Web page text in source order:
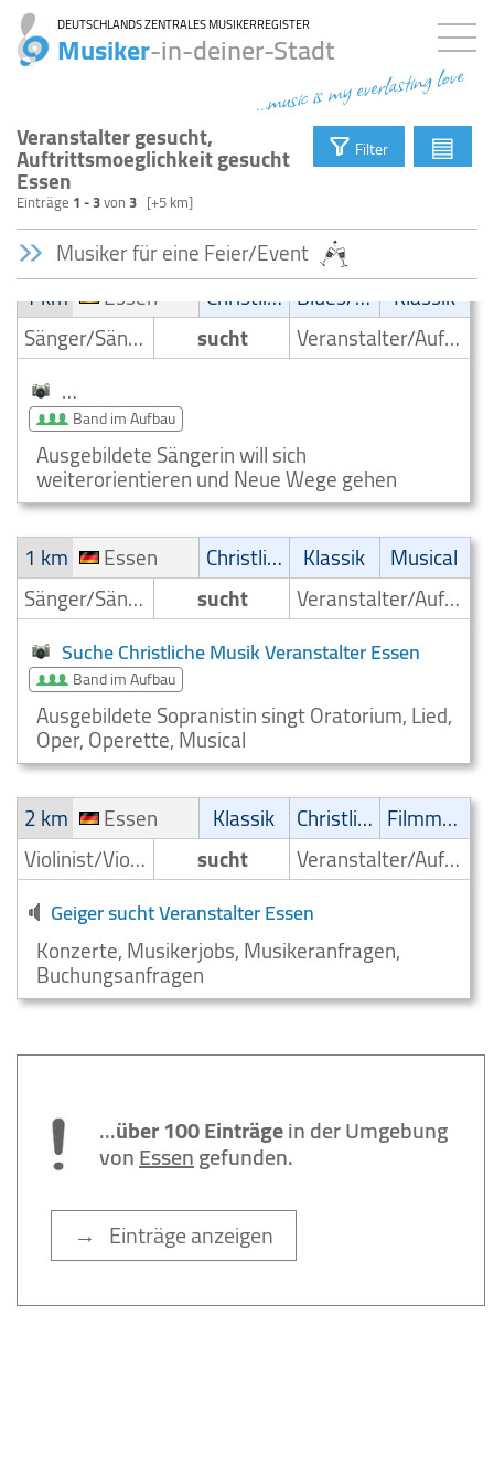
DEUTSCHLANDS ZENTRALES MUSIKERREGISTER
Musiker-in-deiner-Stadt
...music is my everlasting love
Veranstalter gesucht,
Auftrittsmoeglichkeit gesucht
Essen
Einträge 1 - 3von3 [+5 km]
Filter ▤
Musiker für eine Feier/Event
1 km
Essen Christliche Musik Blues/Swing
Klassik
Sänger/Sängerin
sucht Veranstalter/Auftrittsmoeglichkeit
Kleinanzeige suche Auftrittsmoeglichkeit Essen
Band im Aufbau
Ausgebildete Sängerin will sich
weiterorientieren und Neue Wege gehen
1 km
Essen Christliche Musik Klassik
Musical
Sänger/Sängerin
sucht Veranstalter/Auftrittsmoeglichkeit
Suche Christliche Musik Veranstalter Essen
Band im Aufbau
Ausgebildete Sopranistin singt Oratorium, Lied,
Oper, Operette, Musical
2 km
Essen Klassik Christliche Musik
Filmmusik
Violinist/Violinenspieler/Geiger
sucht Veranstalter/Auftrittsmoeglichkeit
Geiger sucht Veranstalter Essen
Konzerte, Musikerjobs, Musikeranfragen,
Buchungsanfragen
...über 100 Einträgein der Umgebung
vonEssengefunden.
→ Einträge anzeigen